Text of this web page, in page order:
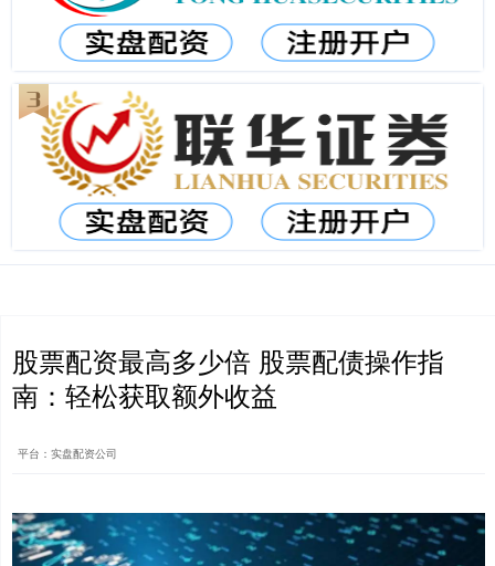
股票配资最高多少倍 股票配债操作指
南：轻松获取额外收益
平台：实盘配资公司